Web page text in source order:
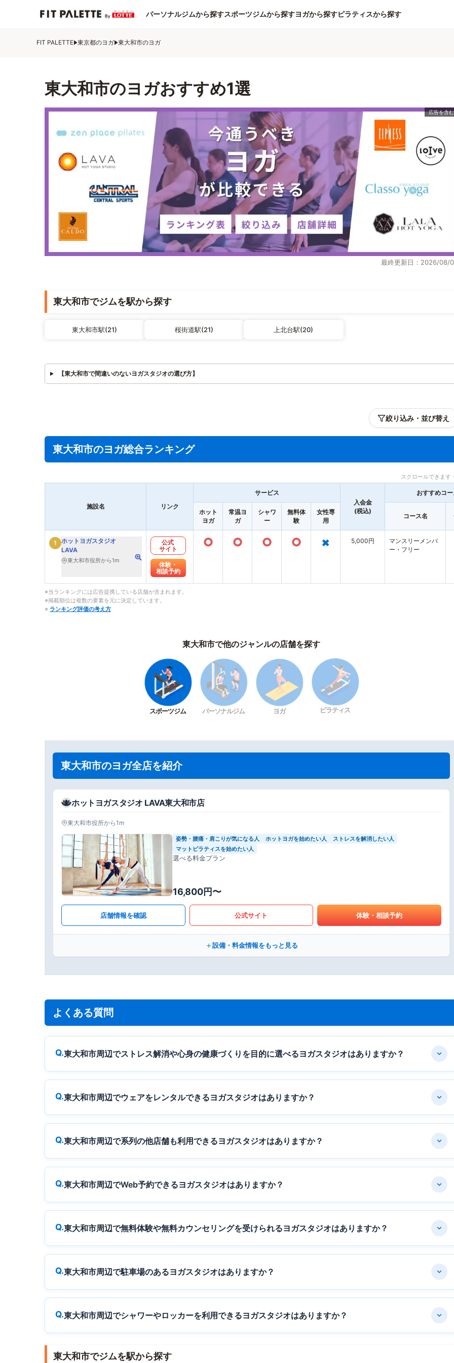
パーソナルジムから探すスポーツジムから探すヨガから探すピラティスから探す
FIT PALETTE 東京都のヨガ 東大和市のヨガ
東大和市のヨガおすすめ1選
最終更新日：2026/08/
東大和市でジムを駅から探す
東大和市駅(21) 桜街道駅(21) 上北台駅(20)
【東大和市で間違いのないヨガスタジオの選び方】
絞り込み・並び替え
東大和市のヨガ総合ランキング
スクロールできます
施設名 リンク
サービス
入会金
(税込)
おすすめコー
ホット
ヨガ
常温ヨ
ガ
シャワ
ー
無料体
験
女性専
用
コース名
1
ホットヨガスタジオ
LAVA
東大和市役所から1m
公式
サイト
体験・
相談予約
○ ○ ○ ○ × 5,000円
マンスリーメンバ
ー・フリー
※当ランキングには広告提携している店舗が含まれます。
※掲載順位は複数の要素を元に決定しています。
※ ランキング評価の考え方
東大和市で他のジャンルの店舗を探す
スポーツジム パーソナルジム ヨガ ピラティス
東大和市のヨガ全店を紹介
ホットヨガスタジオ LAVA東大和市店
東大和市役所から1m
姿勢・腰痛・肩こりが気になる人 ホットヨガを始めたい人
ストレスを解消したい人
マットピラティスを始めたい人
選べる料金プラン
16,800円〜
店舗情報を確認 公式サイト 体験・相談予約
設備・料金情報をもっと見る
よくある質問
東大和市周辺でストレス解消や心身の健康づくりを目的に選べるヨガスタジオはありますか？
東大和市周辺でウェアをレンタルできるヨガスタジオはありますか？
東大和市周辺で系列の他店舗も利用できるヨガスタジオはありますか？
東大和市周辺でWeb予約できるヨガスタジオはありますか？
東大和市周辺で無料体験や無料カウンセリングを受けられるヨガスタジオはありますか？
東大和市周辺で駐車場のあるヨガスタジオはありますか？
東大和市周辺でシャワーやロッカーを利用できるヨガスタジオはありますか？
東大和市でジムを駅から探す